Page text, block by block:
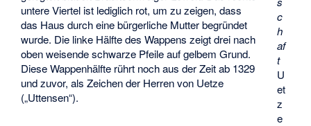
c
h
af
t
U
et
z
e
untere Viertel ist lediglich rot, um zu zeigen, dass
das Haus durch eine bürgerliche Mutter begründet
wurde. Die linke Hälfte des Wappens zeigt drei nach
oben weisende schwarze Pfeile auf gelbem Grund.
Diese Wappenhälfte rührt noch aus der Zeit ab 1329
und zuvor, als Zeichen der Herren von Uetze
(„Uttensen“).